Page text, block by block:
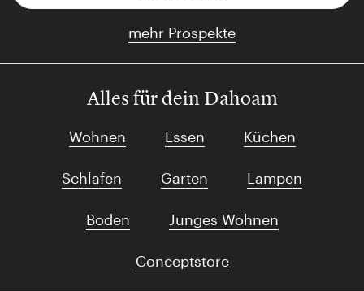
mehr Prospekte
Alles für dein Dahoam
Wohnen Essen Küchen
Schlafen Garten Lampen
Boden Junges Wohnen
Conceptstore